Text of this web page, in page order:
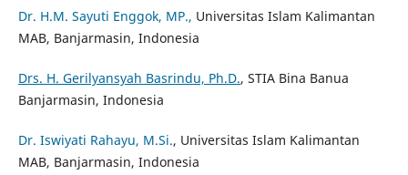
Dr. H.M. Sayuti Enggok, MP., Universitas Islam Kalimantan
MAB, Banjarmasin, Indonesia
Drs. H. Gerilyansyah Basrindu, Ph.D., STIA Bina Banua
Banjarmasin, Indonesia
Dr. Iswiyati Rahayu, M.Si., Universitas Islam Kalimantan
MAB, Banjarmasin, Indonesia